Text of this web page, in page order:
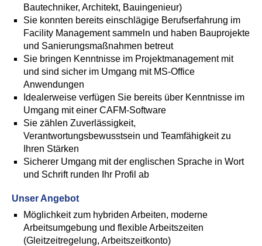
Bautechniker, Architekt, Bauingenieur)
Sie konnten bereits einschlägige Berufserfahrung im
Facility Management sammeln und haben Bauprojekte
und Sanierungsmaßnahmen betreut
Sie bringen Kenntnisse im Projektmanagement mit
und sind sicher im Umgang mit MS-Office
Anwendungen
Idealerweise verfügen Sie bereits über Kenntnisse im
Umgang mit einer CAFM-Software
Sie zählen Zuverlässigkeit,
Verantwortungsbewusstsein und Teamfähigkeit zu
Ihren Stärken
Sicherer Umgang mit der englischen Sprache in Wort
und Schrift runden Ihr Profil ab
Unser Angebot
Möglichkeit zum hybriden Arbeiten, moderne
Arbeitsumgebung und flexible Arbeitszeiten
(Gleitzeitregelung, Arbeitszeitkonto)